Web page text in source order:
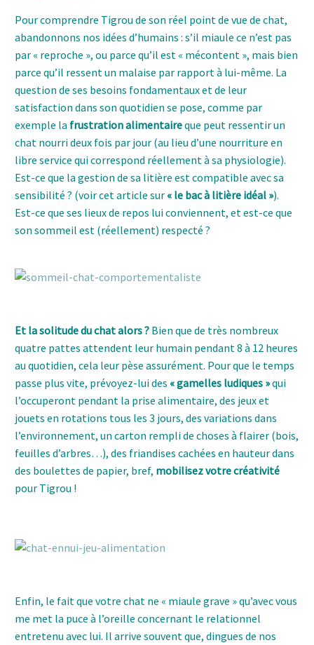
Pour comprendre Tigrou de son réel point de vue de chat,
abandonnons nos idées d’humains : s’il miaule ce n’est pas
par « reproche », ou parce qu’il est « mécontent », mais bien
parce qu’il ressent un malaise par rapport à lui-même. La
question de ses besoins fondamentaux et de leur
satisfaction dans son quotidien se pose, comme par
exemple la frustration alimentaireque peut ressentir un
chat nourri deux fois par jour (au lieu d’une nourriture en
libre service qui correspond réellement à sa physiologie).
Est-ce que la gestion de sa litière est compatible avec sa
sensibilité ? (voir cet article sur « le bac à litière idéal »).
Est-ce que ses lieux de repos lui conviennent, et est-ce que
son sommeil est (réellement) respecté ?
Et la solitude du chat alors ? Bien que de très nombreux
quatre pattes attendent leur humain pendant 8 à 12 heures
au quotidien, cela leur pèse assurément. Pour que le temps
passe plus vite, prévoyez-lui des « gamelles ludiques »qui
l’occuperont pendant la prise alimentaire, des jeux et
jouets en rotations tous les 3 jours, des variations dans
l’environnement, un carton rempli de choses à flairer (bois,
feuilles d’arbres…), des friandises cachées en hauteur dans
des boulettes de papier, bref, mobilisez votre créativité
pour Tigrou !
Enfin, le fait que votre chat ne « miaule grave » qu’avec vous
me met la puce à l’oreille concernant le relationnel
entretenu avec lui. Il arrive souvent que, dingues de nos